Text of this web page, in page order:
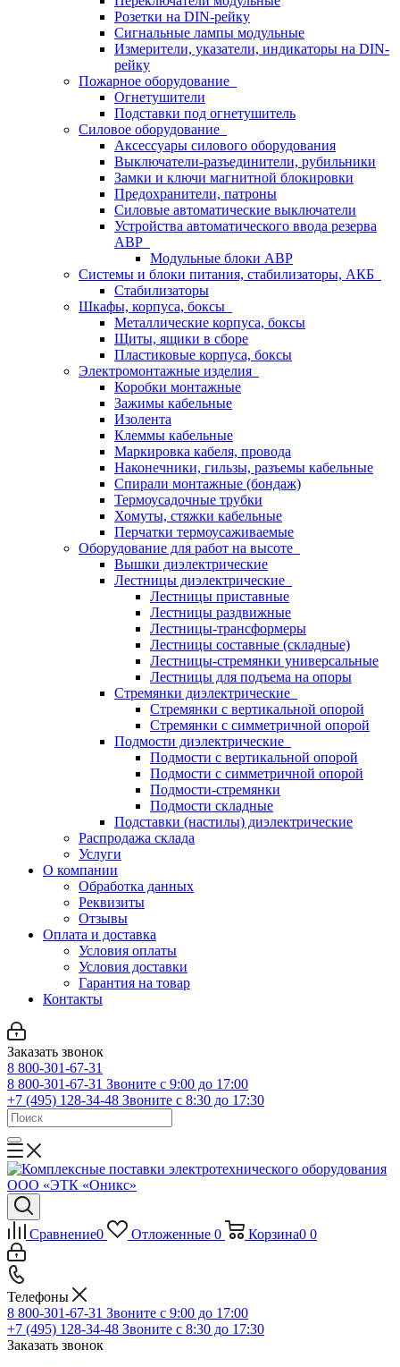
Розетки на DIN-рейку
Сигнальные лампы модульные
Измерители, указатели, индикаторы на DIN-
рейку
Пожарное оборудование
Огнетушители
Подставки под огнетушитель
Силовое оборудование
Аксессуары силового оборудования
Выключатели-разъединители, рубильники
Замки и ключи магнитной блокировки
Предохранители, патроны
Силовые автоматические выключатели
Устройства автоматического ввода резерва
АВР
Модульные блоки АВР
Системы и блоки питания, стабилизаторы, АКБ
Стабилизаторы
Шкафы, корпуса, боксы
Металлические корпуса, боксы
Щиты, ящики в сборе
Пластиковые корпуса, боксы
Электромонтажные изделия
Коробки монтажные
Зажимы кабельные
Изолента
Клеммы кабельные
Маркировка кабеля, провода
Наконечники, гильзы, разъемы кабельные
Спирали монтажные (бондаж)
Термоусадочные трубки
Хомуты, стяжки кабельные
Перчатки термоусаживаемые
Оборудование для работ на высоте
Вышки диэлектрические
Лестницы диэлектрические
Лестницы приставные
Лестницы раздвижные
Лестницы-трансформеры
Лестницы составные (складные)
Лестницы-стремянки универсальные
Лестницы для подъема на опоры
Стремянки диэлектрические
Стремянки с вертикальной опорой
Стремянки с симметричной опорой
Подмости диэлектрические
Подмости с вертикальной опорой
Подмости с симметричной опорой
Подмости-стремянки
Подмости складные
Подставки (настилы) диэлектрические
Распродажа склада
Услуги
О компании
Обработка данных
Реквизиты
Отзывы
Оплата и доставка
Условия оплаты
Условия доставки
Гарантия на товар
Контакты
Заказать звонок
8 800-301-67-31
8 800-301-67-31 Звоните с 9:00 до 17:00
+7 (495) 128-34-48 Звоните с 8:30 до 17:30
Сравнение0 Отложенные 0 Корзина0 0
Телефоны
8 800-301-67-31 Звоните с 9:00 до 17:00
+7 (495) 128-34-48 Звоните с 8:30 до 17:30
Заказать звонок